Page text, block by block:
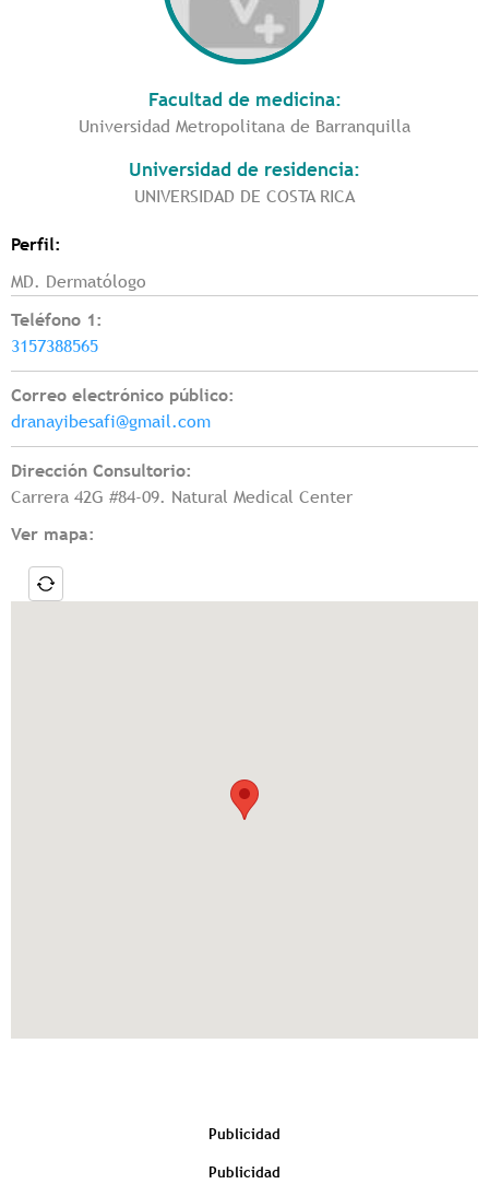
Facultad de medicina:
Universidad Metropolitana de Barranquilla
Universidad de residencia:
UNIVERSIDAD DE COSTA RICA
Perfil:
MD. Dermatólogo
Teléfono 1:
3157388565
Correo electrónico público:
dranayibesafi@gmail.com
Dirección Consultorio:
Carrera 42G #84-09. Natural Medical Center
Ver mapa:
Publicidad
Publicidad